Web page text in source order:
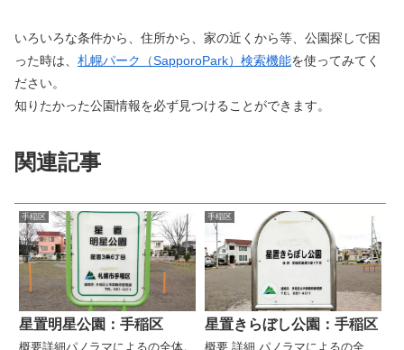
いろいろな条件から、住所から、家の近くから等、公園探しで困
った時は、 札幌パーク（SapporoPark）検索機能を使ってみてく
ださい。
知りたかった公園情報を必ず見つけることができます。
関連記事
手稲区
星置明星公園：手稲区
概要詳細パノラマによるの全体。
手稲区
星置きらぼし公園：手稲区
概要 詳細 パノラマによるの全